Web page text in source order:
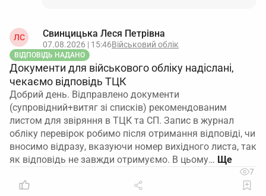
ЛС Свинцицька Леся Петрівна
07.08.2026 | 15:46Військовий облік
ВІДПОВІДЬ НАДАНО
Документи для військового обліку надіслані,
чекаємо відповідь ТЦК
Добрий день. Відправлено документи
(супровідний+витяг зі списків) рекомендованим
листом для звіряння в ТЦК та СП. Запис в журнал
обліку перевірок робимо після отримання відповіді, чи
вносимо відразу, вказуючи номер вихідного листа, так
як відповідь не завжди отримуємо. В цьому…
7